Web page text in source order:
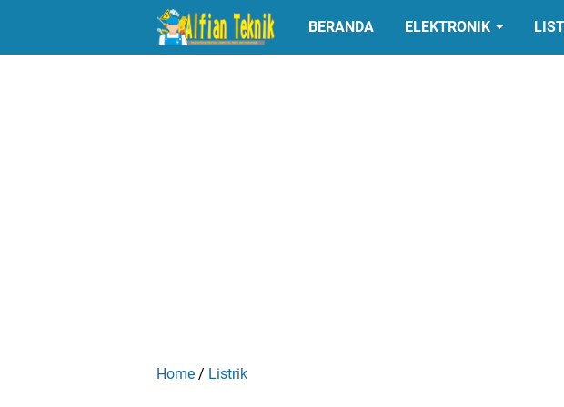
BERANDA ELEKTRONIK
Home / Listrik